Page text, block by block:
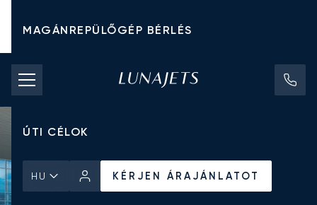
MAGÁNREPÜLŐGÉP BÉRLÉS
CHARTER ÁRAK
MAGÁNREPÜLŐGÉPEK
ÚTI CÉLOK
HU KÉRJEN ÁRAJÁNLATOT